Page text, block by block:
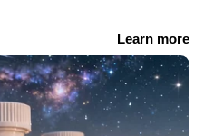
വലിച്ചഴിക്കേണ്ട
പ്രചാരണമാണ്
'ജിയോളജി വകുപ്പ്